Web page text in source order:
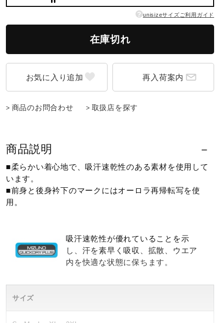
ウォーキングシューズ
ライフスタイルグッズ
寝具／ミズノスリープ
サポーター
? unisizeサイズご利用ガイド
在庫切れ
再入荷案内
商品のお問合わせ 取扱店を探す
商品説明
■柔らかい着心地で、吸汗速乾性のある素材を使用して
います。
■前身と後身衿下のマークにはオーロラ再帰転写を使
用。
吸汗速乾性が優れていることを示
し、汗を素早く吸収、拡散、ウエア
内を快適な状態に保ちます。
サイズ